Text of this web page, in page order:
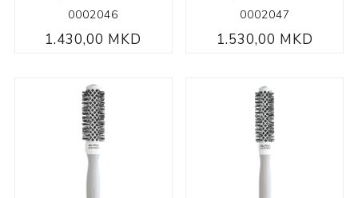
0002046
1.430,00 MKD
0002047
1.530,00 MKD